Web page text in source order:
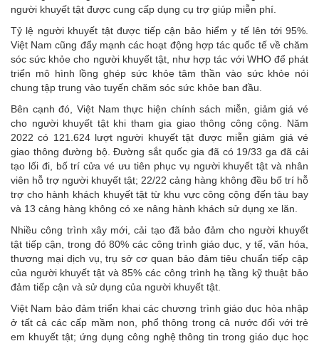
người khuyết tật được cung cấp dụng cụ trợ giúp miễn phí.
Tỷ lệ người khuyết tật được tiếp cận bảo hiểm y tế lên tới 95%.
Việt Nam cũng đẩy mạnh các hoạt động hợp tác quốc tế về chăm
sóc sức khỏe cho người khuyết tật, như hợp tác với WHO để phát
triển mô hình lồng ghép sức khỏe tâm thần vào sức khỏe nói
chung tập trung vào tuyến chăm sóc sức khỏe ban đầu.
Bên cạnh đó, Việt Nam thực hiện chính sách miễn, giảm giá vé
cho người khuyết tật khi tham gia giao thông công cộng. Năm
2022 có 121.624 lượt người khuyết tật được miễn giảm giá vé
giao thông đường bộ. Đường sắt quốc gia đã có 19/33 ga đã cải
tạo lối đi, bố trí cửa vé ưu tiên phục vụ người khuyết tật và nhân
viên hỗ trợ người khuyết tật; 22/22 cảng hàng không đều bố trí hỗ
trợ cho hành khách khuyết tật từ khu vực công cộng đến tàu bay
và 13 cảng hàng không có xe nâng hành khách sử dụng xe lăn.
Nhiều công trình xây mới, cải tạo đã bảo đảm cho người khuyết
tật tiếp cận, trong đó 80% các công trình giáo dục, y tế, văn hóa,
thương mại dịch vụ, trụ sở cơ quan bảo đảm tiêu chuẩn tiếp cập
của người khuyết tật và 85% các công trình hạ tầng kỹ thuật bảo
đảm tiếp cận và sử dụng của người khuyết tật.
Việt Nam bảo đảm triển khai các chương trình giáo dục hòa nhập
ở tất cả các cấp mầm non, phổ thông trong cả nước đối với trẻ
em khuyết tật; ứng dụng công nghệ thông tin trong giáo dục học